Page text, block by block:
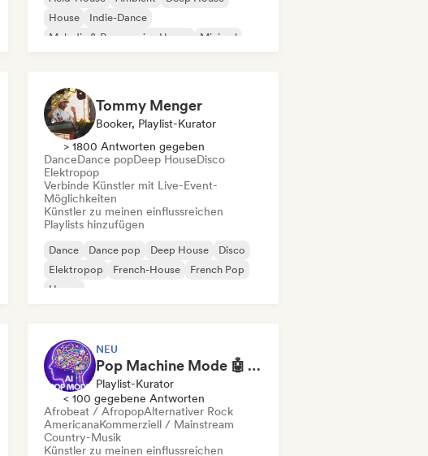
House
Indie-Dance
Melodic & Progressive House
Minimal
Tommy Menger
Booker, Playlist-Kurator
> 1800 Antworten gegeben
DanceDance popDeep HouseDisco
Elektropop
Verbinde Künstler mit Live-Event-
Möglichkeiten
Künstler zu meinen einflussreichen
Playlists hinzufügen
Dance Dance pop Deep House
Disco
Elektropop
French-House
French Pop
House
NEU
Pop Machine Mode 🤖 AI Music, Indie Pop & Dream Pop
Playlist-Kurator
< 100 gegebene Antworten
Afrobeat / AfropopAlternativer Rock
AmericanaKommerziell / Mainstream
Country-Musik
Künstler zu meinen einflussreichen